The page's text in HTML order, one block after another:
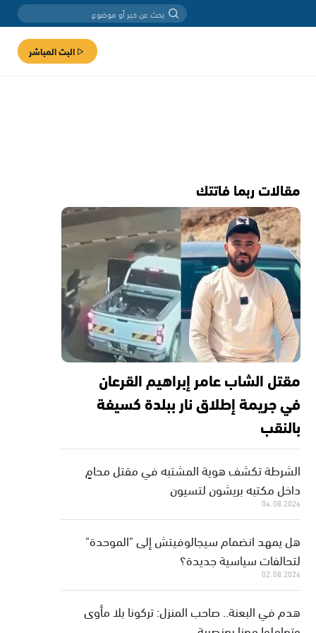
البث المباشر
مقالات ربما فاتتك
مقتل الشاب عامر إبراهيم القرعان
في جريمة إطلاق نار ببلدة كسيفة
بالنقب
الشرطة تكشف هوية المشتبه في مقتل محامٍ
داخل مكتبه بريشون لتسيون
04.08.2026
هل يمهد انضمام سيجالوفيتش إلى "الموحدة"
لتحالفات سياسية جديدة؟
02.08.2026
هدم في البعنة.. صاحب المنزل: تركونا بلا مأوى